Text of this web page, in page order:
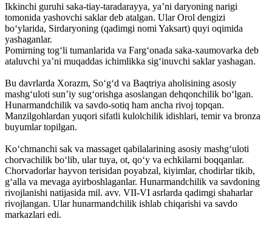
Ikkinchi guruhi saka-tiay-taradarayya, ya’ni daryoning narigi
tomonida yashovchi saklar deb atalgan. Ular Orol dengizi
bo‘ylarida, Sirdaryoning (qadimgi nomi Yaksart) quyi oqimida
yashaganlar.
Pomirning tog‘li tumanlarida va Farg‘onada saka-xaumovarka deb
ataluvchi ya’ni muqaddas ichimlikka sig‘inuvchi saklar yashagan.
Bu davrlarda Xorazm, So‘g‘d va Baqtriya aholisining asosiy
mashg‘uloti sun’iy sug‘orishga asoslangan dehqonchilik bo‘lgan.
Hunarmandchilik va savdo-sotiq ham ancha rivoj topqan.
Manzilgohlardan yuqori sifatli kulolchilik idishlari, temir va bronza
buyumlar topilgan.
Ko‘chmanchi sak va massaget qabilalarining asosiy mashg‘uloti
chorvachilik bo‘lib, ular tuya, ot, qo‘y va echkilarni boqqanlar.
Chorvadorlar hayvon terisidan poyabzal, kiyimlar, chodirlar tikib,
g‘alla va mevaga ayirboshlaganlar. Hunarmandchilik va savdoning
rivojlanishi natijasida mil. avv. VII-VI asrlarda qadimgi shaharlar
rivojlangan. Ular hunarmandchilik ishlab chiqarishi va savdo
markazlari edi.